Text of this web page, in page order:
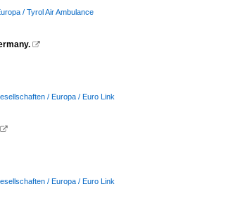
/ Tyrol Air Ambulance

/ Europa / Euro Link

/ Europa / Euro Link